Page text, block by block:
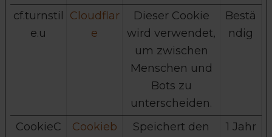
cf.turnstil
e.u
Cloudflar
e
Dieser Cookie
wird verwendet,
um zwischen
Menschen und
Bots zu
unterscheiden.
Bestä
ndig
CookieC
Cookieb
Speichert den
1 Jahr